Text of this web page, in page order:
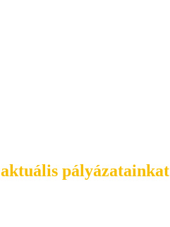
aktuális pályázatainkat